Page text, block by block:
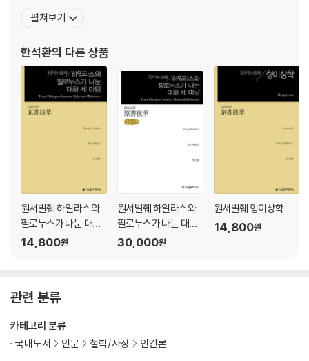
제2부 윤리학적 감정
제5장 무엇이 왜 좋은가
하나뿐인 ‘그’ 좋음｜‘인간의 좋음’의 목표적중성과 자족성｜인간의 에르
곤｜아레테의 의미에서 ‘좋다’｜인간의 좋음은 덕성에 달렸다｜이성의
아레테, 순도｜‘그’ 좋음의 부대적 구성원소
덕의 세 후보: 감정, 능력, 성향｜덕은 ‘행동의 덕’과 ‘감정의 덕’의 합｜덕
가｜‘이성 혼자서는 티끌 하나도 못 움직인다’
제3부 수사학적 감정
있다｜사람이 듬직해 보이면 말에도 힘이 실린다｜판단 형성의 안정화에
일조하는 감정
제8장 설득과 감정
마당』(G. 버클리), 『철학자 아리스토텔레스』( J. L. 아크릴), 『철학자
플라톤』(M. 보르트) 등이 있다. 그 밖에도 「하이데거와 아리스토텔레
학의 철학적 기초」, 「플라
펼쳐보기
한석환의 다른 상품
원서발췌 하일라스와
필로누스가 나눈 대화
세 마당
14,800원
원서발췌 하일라스와
필로누스가 나눈 대화
세 마당 (큰글자책)
30,000원
원서발췌 형이상학
14,800원
관련 분류
카테고리 분류
국내도서
인문 철학/사상 인간론